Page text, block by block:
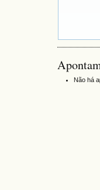
Não há